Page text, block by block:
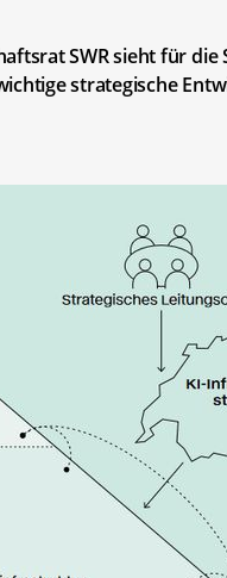
SWR sieht für
strategische